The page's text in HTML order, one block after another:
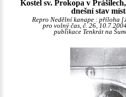
Kostel sv. Prokopa v
dnešní stav
Repro Nedělní kanape : příloha
pro volný čas, č. 26,
publikace Tenkrát na